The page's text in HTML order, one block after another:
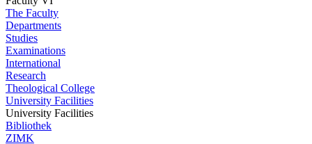
The Faculty
Departments
Studies
Examinations
International
Research
Theological College
University Facilities
University Facilities
Bibliothek
ZIMK